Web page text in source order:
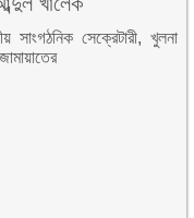
সাংগঠনিক সেক্রেটারী, খুলনা